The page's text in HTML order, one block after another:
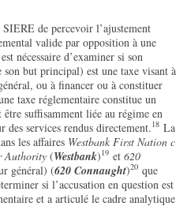
de percevoir l’ajustement
valide par opposition à une
nécessaire d’examiner si son
son but principal) est une taxe visant à
ou à financer ou à constituer
taxe réglementaire constitue un
suffisamment liée au régime en
des services rendus directement.18 La
les affaires Westbank First Nation c
Authority (Westbank)19 et620
général) (620 Connaught)20 que
si l’accusation en question est
et a articulé le cadre analytique